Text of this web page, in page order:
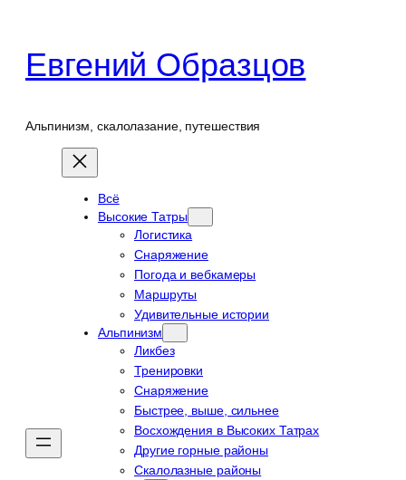
содержимому
Евгений Образцов
Альпинизм, скалолазание, путешествия
Всё
Высокие Татры
Логистика
Снаряжение
Погода и вебкамеры
Маршруты
Удивительные истории
Альпинизм
Ликбез
Тренировки
Снаряжение
Быстрее, выше, сильнее
Восхождения в Высоких Татрах
Другие горные районы
Скалолазные районы